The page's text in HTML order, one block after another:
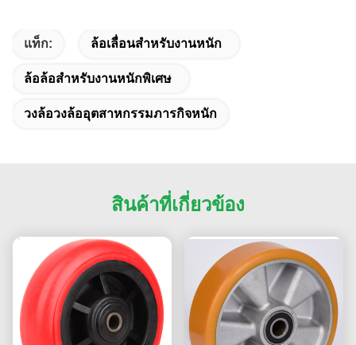
แท็ก: ล้อเลื่อนสำหรับงานหนัก
ล้อล้อสำหรับงานหนักพิเศษ
วงล้อวงล้ออุตสาหกรรมภารกิจหนัก
สินค้าที่เกี่ยวข้อง